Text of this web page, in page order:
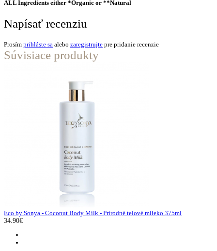
ALL Ingredients either *Organic or **Natural
Napísať recenziu
Prosím prihláste sa alebo zaregistrujte pre pridanie recenzie
Súvisiace produkty
Eco by Sonya - Coconut Body Milk - Prírodné telové mlieko 375ml
34.90€